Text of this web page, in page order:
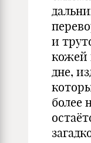
и
кожей
дне,
более